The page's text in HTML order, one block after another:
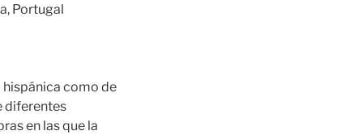
Portugal
hispánica como de
diferentes
en las que la